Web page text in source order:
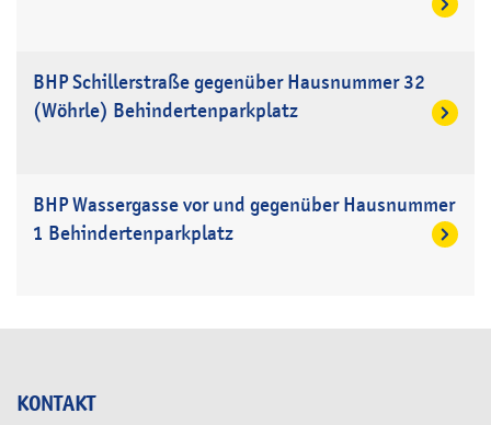
KONTAKT
BHP Schillerstraße gegenüber Hausnummer 32
(Wöhrle) Behindertenparkplatz
BHP Wassergasse vor und gegenüber Hausnummer
1 Behindertenparkplatz